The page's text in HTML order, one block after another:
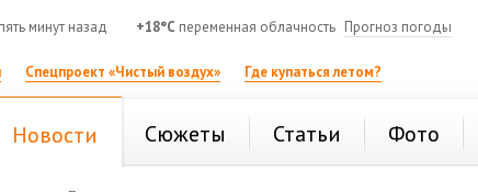
минут назад +18°C переменная облачность Прогноз погоды
Спецпроект «Чистый воздух» Где купаться летом?
Новости Сюжеты Статьи Фото